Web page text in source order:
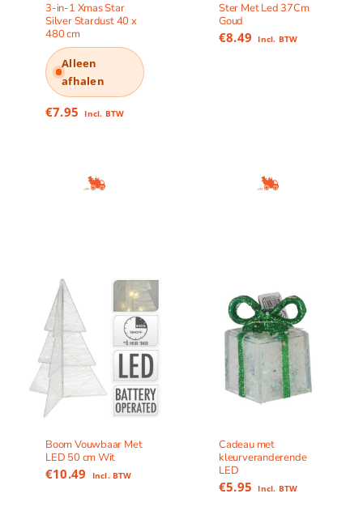
3-in-1 Xmas Star
Silver Stardust 40 x
480 cm
Alleen
afhalen
€7.95 Incl. BTW
Ster Met Led 37Cm
Goud
€8.49 Incl. BTW
Boom Vouwbaar Met
LED 50 cm Wit
€10.49 Incl. BTW
Cadeau met
kleurveranderende
LED
€5.95 Incl. BTW